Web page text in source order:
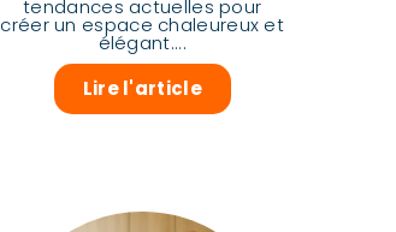
tendances actuelles pour
créer un espace chaleureux et
élégant....
Lire l'article